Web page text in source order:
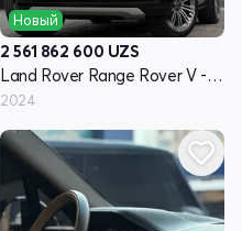
Новый
2 561 862 600 UZS
Land Rover Range Rover V - поколение
2024